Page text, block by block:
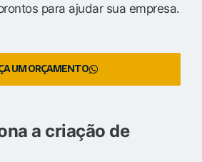
para ajudar sua empresa.
UM ORÇAMENTO
a criação de